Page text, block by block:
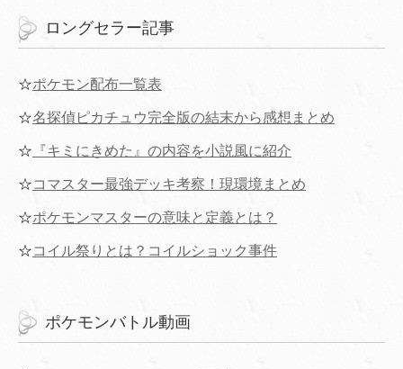
ロングセラー記事
☆ポケモン配布一覧表
☆名探偵ピカチュウ完全版の結末から感想まとめ
☆ 『キミにきめた』の内容を小説風に紹介
☆コマスター最強デッキ考察！現環境まとめ
☆ポケモンマスターの意味と定義とは？
☆コイル祭りとは？コイルショック事件
ポケモンバトル動画